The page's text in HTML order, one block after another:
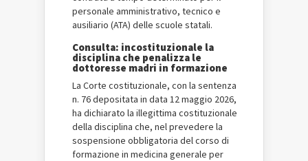
personale amministrativo, tecnico e
ausiliario (ATA) delle scuole statali.
Consulta: incostituzionale la
disciplina che penalizza le
dottoresse madri in formazione
La Corte costituzionale, con la sentenza
n. 76 depositata in data 12 maggio 2026,
ha dichiarato la illegittima costituzionale
della disciplina che, nel prevedere la
sospensione obbligatoria del corso di
formazione in medicina generale per